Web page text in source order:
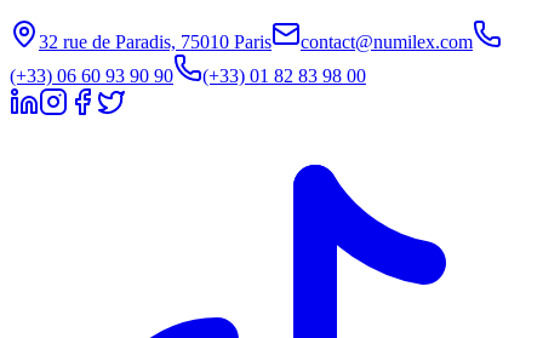
32 rue de Paradis, 75010 Paris
contact@numilex.com
(+33) 06 60 93 90 90
(+33) 01 82 83 98 00